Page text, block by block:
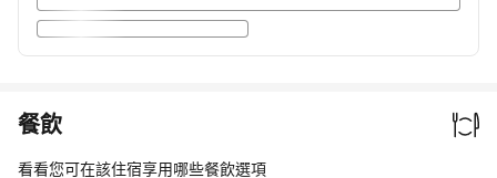
餐飲
看看您可在該住宿享用哪些餐飲選項